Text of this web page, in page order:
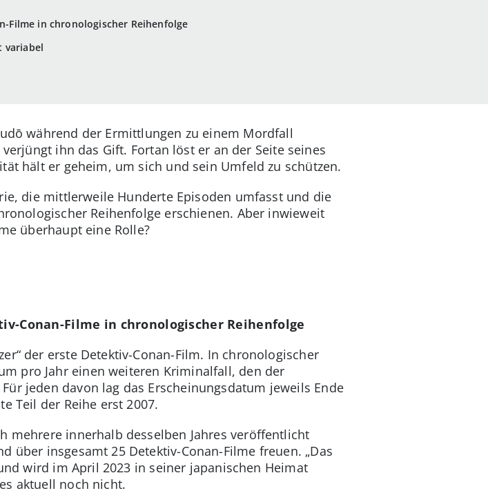
Filme in chronologischer Reihenfolge
variabel
während der Ermittlungen zu einem Mordfall
ihn das Gift. Fortan löst er an der Seite seines
hält er geheim, um sich und sein Umfeld zu schützen.
die mittlerweile Hunderte Episoden umfasst und die
Reihenfolge erschienen. Aber inwieweit
überhaupt eine Rolle?
Conan-Filme in chronologischer Reihenfolge
der erste Detektiv-Conan-Film. In chronologischer
pro Jahr einen weiteren Kriminalfall, den der
jeden davon lag das Erscheinungsdatum jeweils Ende
Teil der Reihe erst 2007.
mehrere innerhalb desselben Jahres veröffentlicht
über insgesamt 25 Detektiv-Conan-Filme freuen. „Das
wird im April 2023 in seiner japanischen Heimat
aktuell noch nicht.